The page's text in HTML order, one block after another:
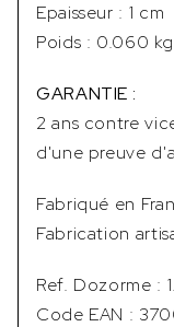
Epaisseur : 1 cm
Poids : 0.060 kg
GARANTIE :
2 ans contre
d'une preuve
Fabriqué en
Fabrication
Ref. Dozorme :
Code EAN :